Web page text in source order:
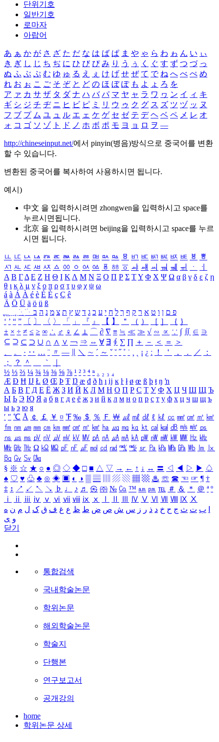
단위기호
일반기호
로마자
아랍어
あ ぁ か が さ ざ た だ な は ば ぱ ま や ゃ ら わ ゎ ん い ぃ
き ぎ し じ ち ぢ に ひ び ぴ み り う ぅ く ぐ す ず つ づ っ
ぬ ふ ぶ ぷ む ゆ ゅ る え ぇ け げ せ ぜ て で ね へ べ ぺ め
れ お ぉ こ ご そ ぞ と ど の ほ ぼ ぽ も よ ょ ろ を
ア ァ カ サ ザ タ ダ ナ ハ バ パ マ ヤ ャ ラ ワ ヮ ン イ ィ キ
ギ シ ジ チ ヂ ニ ヒ ビ ピ ミ リ ウ ゥ ク グ ス ズ ツ ヅ ッ ヌ
フ ブ プ ム ユ ュ ル エ ェ ケ ゲ セ ゼ テ デ ヘ ベ ペ メ レ オ
ォ コ ゴ ソ ゾ ト ド ノ ホ ボ ポ モ ヨ ョ ロ ヲ ―
http://chineseinput.net/에서 pinyin(병음)방식으로 중국어를 변환
할 수 있습니다.
변환된 중국어를 복사하여 사용하시면 됩니다.
예시)
中文 을 입력하시려면 zhongwen을 입력하시고 space를
누르시면됩니다.
北京 을 입력하시려면 beijing을 입력하시고 space를 누르
시면 됩니다.
ㅥ ㅦ ㅧ ㅨ ㅩ ㅪ ㅫ ㅬ ㅭ ㅮ ㅯ ㅰ ㅱ ㅲ ㅳ ㅴ ㅵ ㅶ ㅷ ㅸ
ㅹ
ㅺ ㅻ ㅼ ㅽ ㅾ ㅿ ㆀ ㆁ ㆂ ㆃ ㆄ ㆅ ㆆ ㆇ ㆈ ㆉ ㆊ ㆋ ㆌ ㆍ
ㆎ
Α Β ΓΔ Ε Ζ Η Θ Ι ΚΛ Μ Ν Ξ Ο Π Ρ Σ ΤΥ Φ Χ Ψ Ω α β γ δ ε ζ η
θ ι κ λ μ ν ξ ο π ρ σ τ υ φ χ ψ ω
á à Á À é è É È ç Ç ê
Ä Ö Ü ä ö ü ß
ִֶֹ ֻּ ׁׂ פ ם ן ו ט א ר ק ף ך ל ח י ע כ ג ד ש ץ ת צ מ נ ה ב
‘ ’ “ ” 〔 〕 〈 〉 「 」 『 』 【 】 ＂ （ ） ［ ］ ｛ ｝
± × ÷ ≠ ≤ ≥ ∞ ∴ ♂ ♀ ∠ ⊥ ⌒ ∂ ∇ ≡ ≒ ≪ ≫ √ ∽ ∝ ∵ ∫ ∬ ∈ ∋
⊆ ⊇ ⊂ ⊃ ∪ ∩ ∧ ∨ ￢ ⇒ ⇔ ∀ ∃ ∮ ∑ ∏ ＋ － ＜ ＝
＞
、
。 · ‥ … ¨ 〃 ― ＼ ∼ ´ ～ ˇ ˘ ˝ ˚ ˙ ¸ ¡ ¿ ː ！ ＇ ， ． ／
：
；
？ ＾ ｀
½ ⅓ ⅔ ¼ ¾ ⅛ ⅜ ⅝ ⅞ ¹ ² ³ ⁴ ⁿ ₁ ₂ ₃ ₄
Æ Ð Ħ Ĳ Ł Ø Œ Þ Ŧ Ŋ æ đ ð ħ ı ĳ ĸ ŀ ł ø œ ß þ ŧ ŋ ŉ
А Б В Г Д Е Ё Ж З И Й К Л М Н О П Р С Т У Ф Х Ц Ч Ш Щ Ъ
Ы Ь Э Ю Я а б в г д е ё ж з и й к л м н о п р с т у ф х ц ч ш щ ъ
ы ь э ю я
′ ″ ℃ Å ￠ ￡ ￥ ¤ ℉ ‰ ＄ ％ Ｆ ￦ ㎕ ㎖ ㎗ ℓ ㎘ ㏄ ㎣ ㎤ ㎥ ㎦
㎙ ㎚ ㎛ ㎜ ㎝ ㎞ ㎟ ㎠ ㎡ ㎢ ㏊ ㎍ ㎎ ㎏ ㏏ ㎈ ㎉ ㏈ ㎧ ㎨ ㎰
㎱ ㎲ ㎳ ㎴ ㎵ ㎶ ㎷ ㎸ ㎹ ㎀ ㎁ ㎂ ㎃ ㎄ ㎺ ㎻ ㎽ ㎾ ㎿ ㎐ ㎑
㎒ ㎓ ㎔ Ω ㏀ ㏁ ㎊ ㎋ ㎌ ㏖ ㏅ ㎭ ㎮ ㎯ ㏛ ㎩ ㎪ ㎫ ㎬ ㏝ ㏐
㏓
㏃ ㏉ ㏜ ㏆
§ ※ ☆ ★ ○ ● ◎ ◇ ◆ □ ■ △ ▽ → ← ↑ ↓ ↔ 〓 ◁ ◀ ▷ ▶ ♤
♠ ♡ ♥ ♧ ♣ ⊙ ◈ ▣ ◐ ◑ ▒ ▤ ▨ ▧ ▦ ▩ ♨ ☏ ☎ ☜ ☞ ¶ †
‡ ↕ ↗ ↙ ↖ ↘ ♭ ♩ ♪ ♬ ㉿ ㈜ № ㏇ ™ ㏂ ㏘ ℡ ＃ ＆ ＊ ＠ ª º
ⅰ
ⅱ ⅲ ⅳ ⅴ ⅵ ⅶ ⅷ ⅸ ⅹ Ⅳ Ⅴ Ⅵ Ⅶ Ⅷ Ⅸ Ⅹ
ب ت ث ج ح خ د ذ ر ز س ش ص ض ط ظ ع غ ف ق ک ل م ن ه
و ی
닫기
통합검색
국내학술논문
학위논문
해외학술논문
학술지
단행본
연구보고서
공개강의
home
학위논문 상세